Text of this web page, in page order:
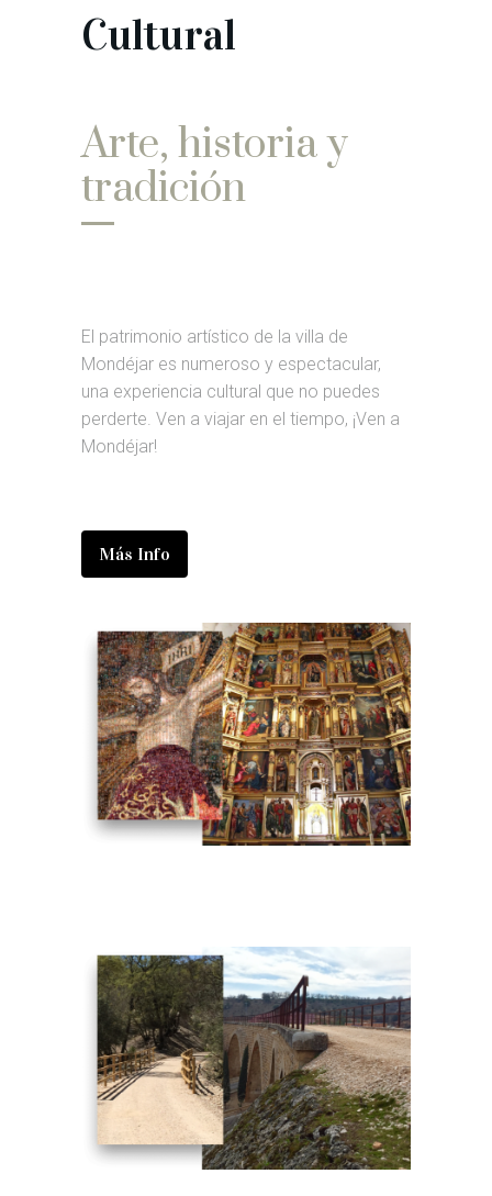
Cultural
Arte, historia y
tradición
El patrimonio artístico de la villa de
Mondéjar es numeroso y espectacular,
una experiencia cultural que no puedes
perderte. Ven a viajar en el tiempo, ¡Ven a
Mondéjar!
Más Info